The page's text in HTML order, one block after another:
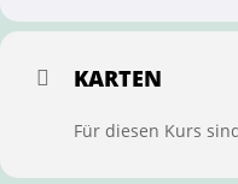
KARTEN
Für diesen Kurs